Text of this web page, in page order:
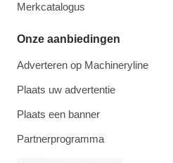
Merkcatalogus
Onze aanbiedingen
Adverteren op Machineryline
Plaats uw advertentie
Plaats een banner
Partnerprogramma